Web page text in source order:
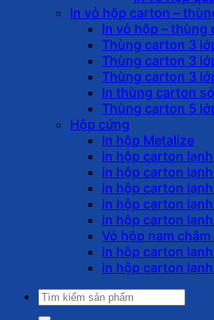
In vỏ hộp carton –
In vỏ hộp – thùng
Thùng carton 3
Thùng carton 3
Thùng carton 3
In thùng carton
Thùng carton 5
Hộp cứng
In hộp Metalize
in hộp carton
in hộp carton
in hộp carton
in hộp carton
in hộp carton
Vỏ hộp nam
in hộp carton
in hộp carton
Tìm
kiếm: